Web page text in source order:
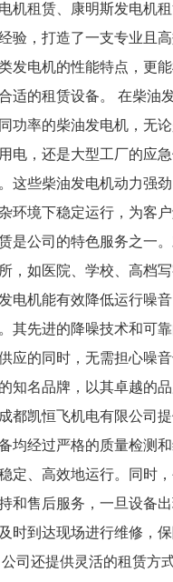
机租赁、康明斯发电机
验，打造了一支专业且
发电机的性能特点，更
适的租赁设备。 在柴油
功率的柴油发电机，无论
电，还是大型工厂的应
这些柴油发电机动力强
环境下稳定运行，为客
是公司的特色服务之一
，如医院、学校、高档
电机能有效降低运行噪
其先进的降噪技术和可
应的同时，无需担心噪
知名品牌，以其卓越的
都凯恒飞机电有限公司
均经过严格的质量检测
定、高效地运行。同时
和售后服务，一旦设备
时到达现场进行维修，
司还提供灵活的租赁方